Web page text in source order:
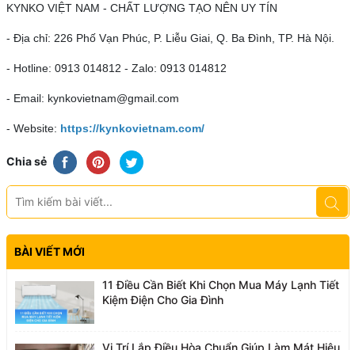
KYNKO VIỆT NAM - CHẤT LƯỢNG TẠO NÊN UY TÍN
- Địa chỉ: 226 Phố Vạn Phúc, P. Liễu Giai, Q. Ba Đình, TP. Hà Nội.
- Hotline: 0913 014812 - Zalo: 0913 014812
- Email: kynkovietnam@gmail.com
- Website: https://kynkovietnam.com/
Chia sẻ
BÀI VIẾT MỚI
11 Điều Cần Biết Khi Chọn Mua Máy Lạnh Tiết
Kiệm Điện Cho Gia Đình